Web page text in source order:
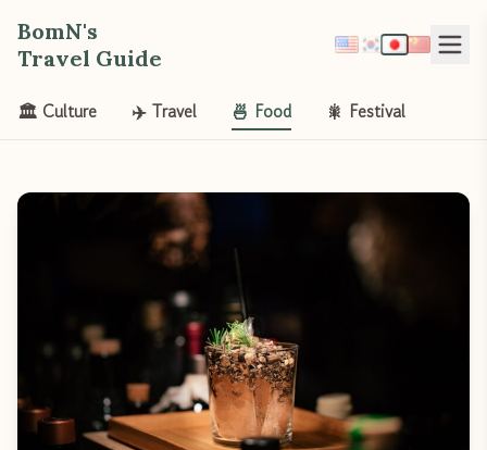
BomN's
Travel Guide
🏛️ Culture ✈️ Travel 🍜 Food 🎇 Festival